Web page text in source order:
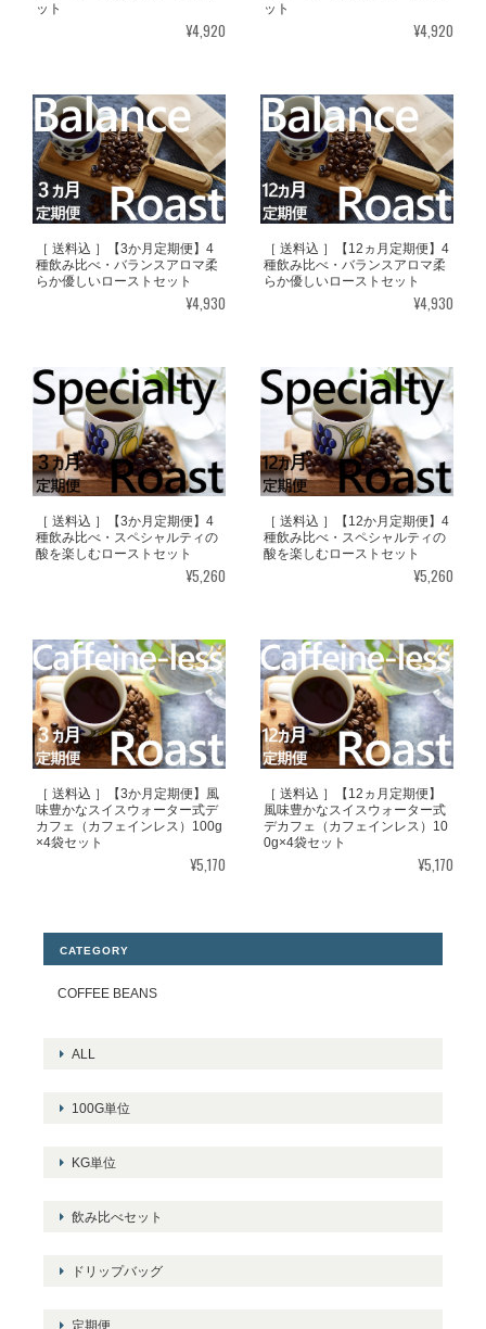
ット
¥4,920
ット
¥4,920
［ 送料込 ］【3か月定期便】4
種飲み比べ・バランスアロマ柔
らか優しいローストセット
¥4,930
［ 送料込 ］【12ヵ月定期便】4
種飲み比べ・バランスアロマ柔
らか優しいローストセット
¥4,930
［ 送料込 ］【3か月定期便】4
種飲み比べ・スペシャルティの
酸を楽しむローストセット
¥5,260
［ 送料込 ］【12か月定期便】4
種飲み比べ・スペシャルティの
酸を楽しむローストセット
¥5,260
［ 送料込 ］【3か月定期便】風
味豊かなスイスウォーター式デ
カフェ（カフェインレス）100g
×4袋セット
¥5,170
［ 送料込 ］【12ヵ月定期便】
風味豊かなスイスウォーター式
デカフェ（カフェインレス）10
0g×4袋セット
¥5,170
CATEGORY
COFFEE BEANS
ALL
100G単位
KG単位
飲み比べセット
ドリップバッグ
定期便